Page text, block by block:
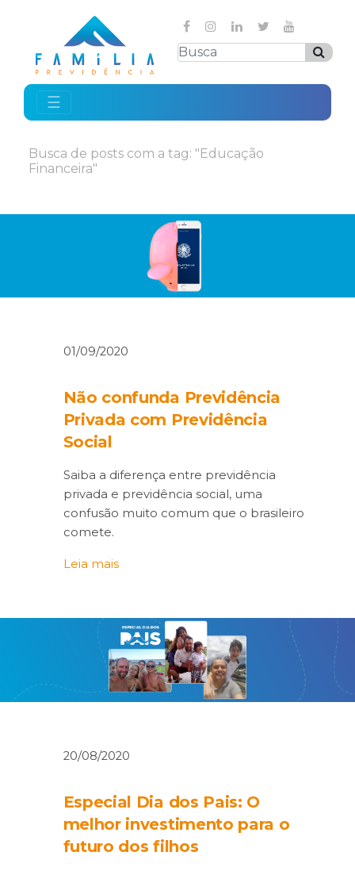
☰
Busca de posts com a tag: "Educação
Financeira"
01/09/2020
Não confunda Previdência
Privada com Previdência
Social
Saiba a diferença entre previdência
privada e previdência social, uma
confusão muito comum que o brasileiro
comete.
Leia mais
20/08/2020
Especial Dia dos Pais: O
melhor investimento para o
futuro dos filhos